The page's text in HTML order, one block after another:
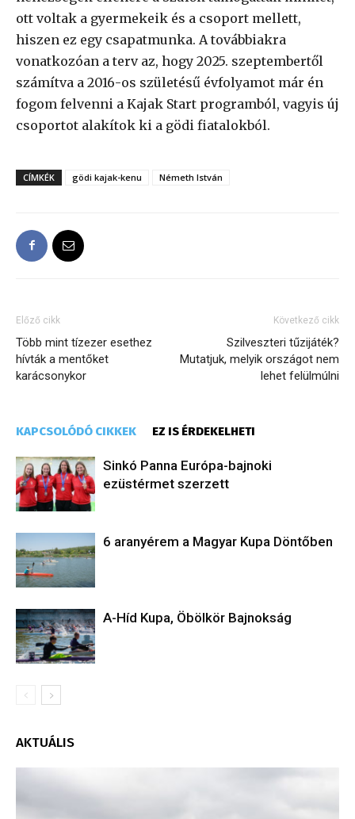
ott voltak a gyermekeik és a csoport mellett,
hiszen ez egy csapatmunka. A továbbiakra
vonatkozóan a terv az, hogy 2025. szeptembertől
számítva a 2016-os születésű évfolyamot már én
fogom felvenni a Kajak Start programból, vagyis új
csoportot alakítok ki a gödi fiatalokból.
CÍMKÉK gödi kajak-kenu Németh István
Előző cikk
Több mint tízezer esethez
hívták a mentőket
karácsonykor
Következő cikk
Szilveszteri tűzijáték?
Mutatjuk, melyik országot nem
lehet felülmúlni
KAPCSOLÓDÓ CIKKEK EZ IS ÉRDEKELHETI
Sinkó Panna Európa-bajnoki
ezüstérmet szerzett
6 aranyérem a Magyar Kupa Döntőben
A-Híd Kupa, Öbölkör Bajnokság
AKTUÁLIS